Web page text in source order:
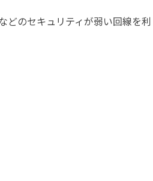
どのセキュリティが弱い回線を利